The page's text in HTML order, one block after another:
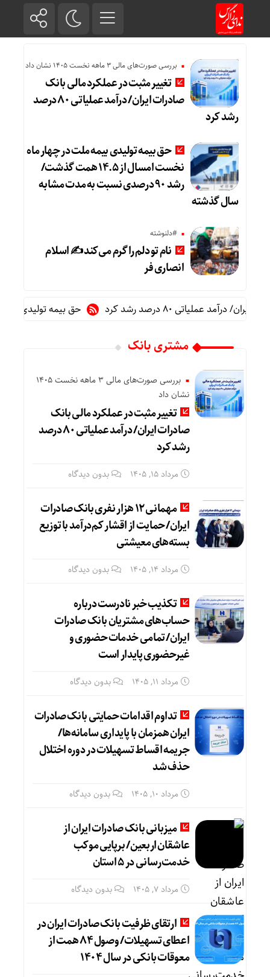
بررسی صورت‌های مالی 3 ماهه نخست 1405 نشان داد
تغییر مثبت در عملکرد مالی بانک
صادرات ایران/ درآمد عملیاتی ۸۰ درصد
رشد کرد
حق بیمه تولیدی بیمه ملت در چهار ماه
نخست امسال از ۱۴.۵ همت گذشت/
رشد ۹۰ درصدی نسبت به مدت مشابه
سال گذشته
#دلنوشته
نام تو دلم را گرم می‌کند ✍️ اسلام
انصاری فر
عملیاتی ۸۰ درصد رشد کرد حق بیمه تولیدی بیمه ملت در چهار ماه نخست
مشتری بانک
بررسی صورت‌های مالی 3 ماهه نخست 1405
نشان داد
تغییر مثبت در عملکرد مالی بانک
صادرات ایران/ درآمد عملیاتی ۸۰ درصد
رشد کرد
مرداد ۱۵, ۱۴۰۵ بدون دیدگاه
مهمانی ۱۲ هزار نفری بانک صادرات
ایران/ حمایت از اقشار کم‌درآمد با توزیع
بسته‌های معیشتی
مرداد ۱۴, ۱۴۰۵ بدون دیدگاه
تکذیب خبر نادرست درباره
حساب‌های مشتریان بانک صادرات
ایران/ تمامی خدمات حضوری و
غیرحضوری پایدار است
مرداد ۱۱, ۱۴۰۵ بدون دیدگاه
تداوم اقدامات حمایتی بانک صادرات
ایران همزمان با پایداری سامانه‌ها/
جریمه اقساط تسهیلات در دوره اختلال
حذف شد
مرداد ۱۰, ۱۴۰۵ بدون دیدگاه
میزبانی بانک صادرات ایران از
عاشقان اربعین/ برپایی موکب
خدمت‌رسانی در ۵ استان
مرداد ۷, ۱۴۰۵ بدون دیدگاه
ارتقای ظرفیت بانک صادرات ایران در
اعطای تسهیلات/ وصول ۸۴ همت از
معوقات بانکی در سال ۱۴۰۴